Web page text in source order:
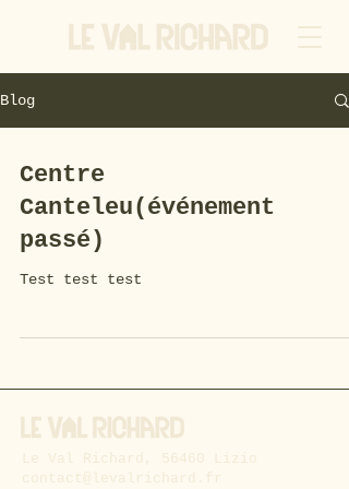
Blog
Centre
Canteleu(événement
passé)
Test test test
Le Val Richard, 56460 Lizio
contact@levalrichard.fr